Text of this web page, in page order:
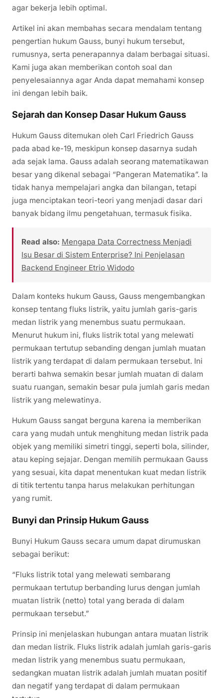
agar bekerja lebih optimal.
Artikel ini akan membahas secara mendalam tentang
pengertian hukum Gauss, bunyi hukum tersebut,
rumusnya, serta penerapannya dalam berbagai situasi.
Kami juga akan memberikan contoh soal dan
penyelesaiannya agar Anda dapat memahami konsep
ini dengan lebih baik.
Sejarah dan Konsep Dasar Hukum Gauss
Hukum Gauss ditemukan oleh Carl Friedrich Gauss
pada abad ke-19, meskipun konsep dasarnya sudah
ada sejak lama. Gauss adalah seorang matematikawan
besar yang dikenal sebagai “Pangeran Matematika”. Ia
tidak hanya mempelajari angka dan bilangan, tetapi
juga menciptakan teori-teori yang menjadi dasar dari
banyak bidang ilmu pengetahuan, termasuk fisika.
Read also: Mengapa Data Correctness Menjadi
Isu Besar di Sistem Enterprise? Ini Penjelasan
Backend Engineer Etrio Widodo
Dalam konteks hukum Gauss, Gauss mengembangkan
konsep tentang fluks listrik, yaitu jumlah garis-garis
medan listrik yang menembus suatu permukaan.
Menurut hukum ini, fluks listrik total yang melewati
permukaan tertutup sebanding dengan jumlah muatan
listrik yang terdapat di dalam permukaan tersebut. Ini
berarti bahwa semakin besar jumlah muatan di dalam
suatu ruangan, semakin besar pula jumlah garis medan
listrik yang melewatinya.
Hukum Gauss sangat berguna karena ia memberikan
cara yang mudah untuk menghitung medan listrik pada
objek yang memiliki simetri tinggi, seperti bola, silinder,
atau keping sejajar. Dengan memilih permukaan Gauss
yang sesuai, kita dapat menentukan kuat medan listrik
di titik tertentu tanpa harus melakukan perhitungan
yang rumit.
Bunyi dan Prinsip Hukum Gauss
Bunyi Hukum Gauss secara umum dapat dirumuskan
sebagai berikut:
“Fluks listrik total yang melewati sembarang
permukaan tertutup berbanding lurus dengan jumlah
muatan listrik (netto) total yang berada di dalam
permukaan tersebut.”
Prinsip ini menjelaskan hubungan antara muatan listrik
dan medan listrik. Fluks listrik adalah jumlah garis-garis
medan listrik yang menembus suatu permukaan,
sedangkan muatan listrik adalah jumlah muatan positif
dan negatif yang terdapat di dalam permukaan